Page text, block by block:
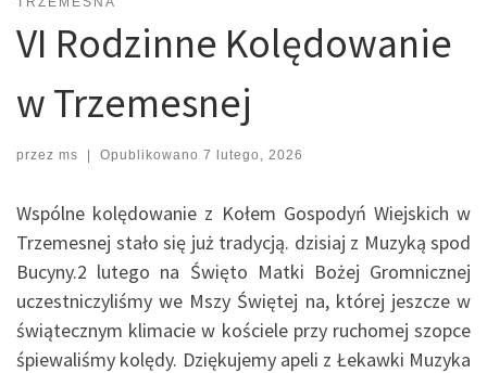
VI Rodzinne Kolędowanie
w Trzemesnej
przez ms | Opublikowano 7 lutego, 2026
Wspólne kolędowanie z Kołem Gospodyń Wiejskich w
Trzemesnej stało się już tradycją. dzisiaj z Muzyką spod
Bucyny.2 lutego na Święto Matki Bożej Gromnicznej
uczestniczyliśmy we Mszy Świętej na, której jeszcze w
świątecznym klimacie w kościele przy ruchomej szopce
śpiewaliśmy kolędy. Dziękujemy apeli z Łekawki Muzyka